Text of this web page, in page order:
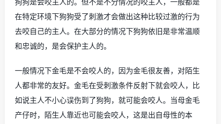
在特定环境下狗狗受了刺激才会做出这种比较过激的行为
去咬自己的主人。在大部分的情况下狗狗依旧是非常温顺
和忠诚的，是会保护主人的。
一般情况下金毛是不会咬人的，因为金毛很友善，对陌生
人都非常的友好。金毛在受刺激条件反射下就会咬人，比
如说主人不小心误伤到了狗狗，就可能会咬人。当母金毛
产仔时，陌生人靠近也可能会咬人，这是出自母性的本